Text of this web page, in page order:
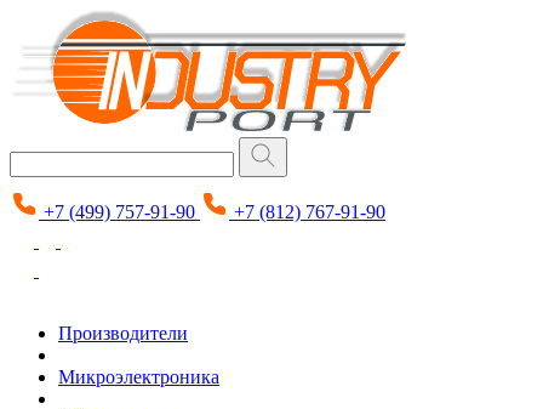
+7 (499) 757-91-90 +7 (812) 767-91-90
Производители
Микроэлектроника